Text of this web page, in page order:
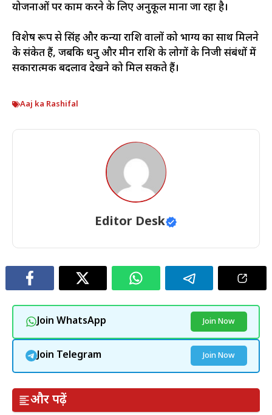
योजनाओं पर काम करने के लिए अनुकूल माना जा रहा है।
विशेष रूप से सिंह और कन्या राशि वालों को भाग्य का साथ मिलने
के संकेत हैं, जबकि धनु और मीन राशि के लोगों के निजी संबंधों में
सकारात्मक बदलाव देखने को मिल सकते हैं।
Aaj ka Rashifal
Editor Desk
Join WhatsApp Join Now
Join Telegram Join Now
और पढ़ें